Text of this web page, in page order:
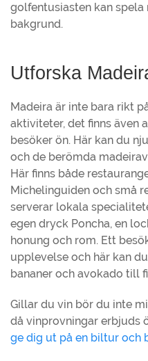
golfentusiasten kan
bakgrund.
Utforska
Madeira är inte bara rikt
aktiviteter, det finns även
besöker ön. Här kan du
och de berömda
Här finns både
Michelinguiden och små
serverar lokala
egen dryck Poncha, en
honung och rom. Ett
upplevelse och här kan
bananer och avokado till
Gillar du vin bör du inte
då vinprovningar erbjuds
ge dig ut på en biltur och